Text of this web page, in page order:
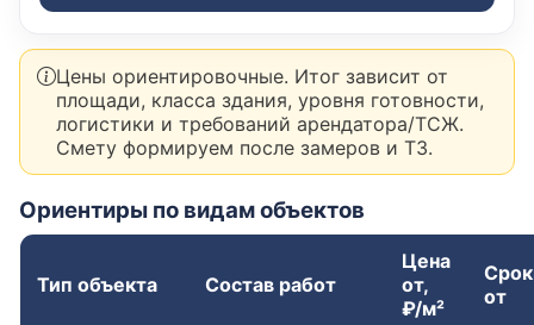
Цены ориентировочные. Итог зависит от
площади, класса здания, уровня готовности,
логистики и требований арендатора/ТСЖ.
Смету формируем после замеров и ТЗ.
Ориентиры по видам объектов
Тип объекта Состав работ
Цена
от,
₽/м²
от